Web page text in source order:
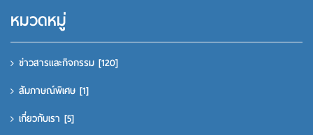
หมวดหมู่
ข่าวสารและกิจกรรม [120]
สัมภาษณ์พิเศษ [1]
เกี่ยวกับเรา [5]